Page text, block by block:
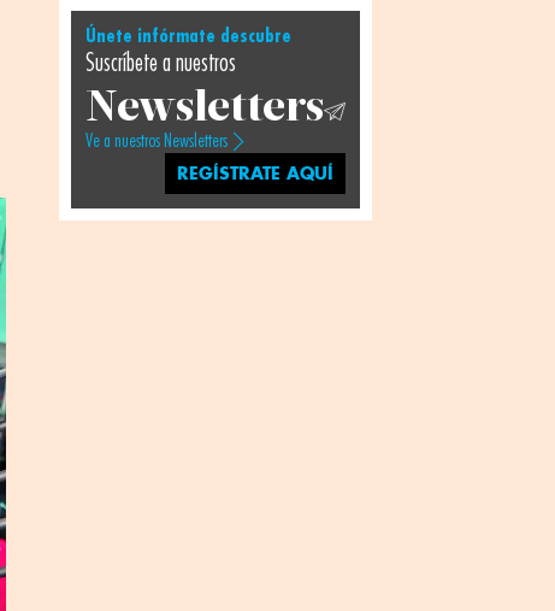
Únete infórmate descubre
Suscríbete a nuestros
Newsletters
Ve a nuestros Newsletters
REGÍSTRATE AQUÍ